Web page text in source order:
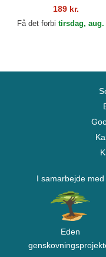
New York Yankees MLB
47 Brand
189 kr.
Få det forbi tirsdag, aug.
I samarbejde med
Eden